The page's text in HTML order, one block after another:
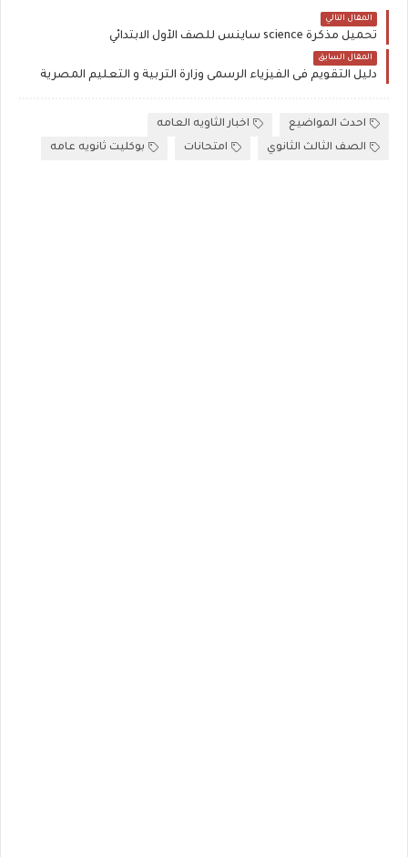
المقال التالي
تحميل مذكرة science ساينس للصف الأول الابتدائي
المقال السابق
دليل التقويم فى الفيزياء الرسمى وزارة التربية و التعليم المصرية
احدث المواضيع
اخبار الثاويه العامه
الصف الثالث الثانوي
امتحانات بوكليت ثانويه عامه